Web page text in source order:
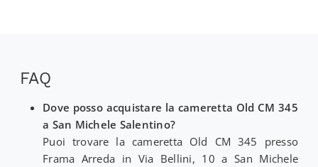
FAQ
Dove posso acquistare la cameretta Old CM 345
a San Michele Salentino?
Puoi trovare la cameretta Old CM 345 presso
Frama Arreda in Via Bellini, 10 a San Michele